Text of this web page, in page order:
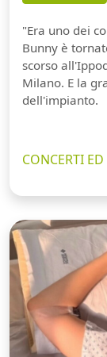
"Era uno dei
Bunny è
scorso
Milano. E la
dell'impianto.
CONCERTI